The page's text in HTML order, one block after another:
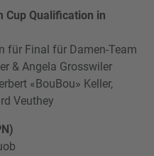
Cup Qualification in
für Final für Damen-Team
& Angela Grosswiler
«BouBou» Keller,
Veuthey